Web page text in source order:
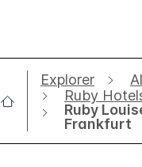
Explorer
Ruby
Ruby
Frankfurt